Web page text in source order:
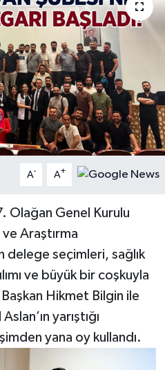
A- A+
Olağan Genel Kurulu
ve Araştırma
delege seçimleri, sağlık
ve büyük bir coşkuyla
Hikmet Bilgin ile
yarıştığı
yana oy kullandı.